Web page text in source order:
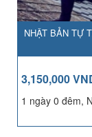
NHẬT BẢN TỰ
3,150,000
1 ngày 0 đêm,